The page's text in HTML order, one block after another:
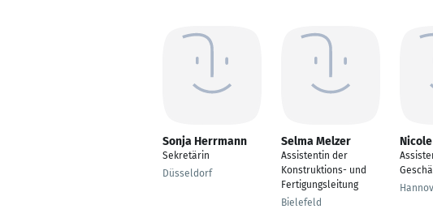
Sonja Herrmann
Sekretärin
Düsseldorf
Selma Melzer
Assistentin der
Konstruktions- und
Fertigungsleitung
Bielefeld